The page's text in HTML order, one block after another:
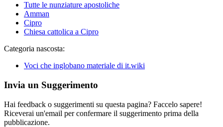
Tutte le nunziature apostoliche
Amman
Cipro
Chiesa cattolica a Cipro
Categoria nascosta:
Voci che inglobano materiale di it.wiki
Invia un Suggerimento
Hai feedback o suggerimenti su questa pagina? Faccelo sapere!
Riceverai un'email per confermare il suggerimento prima della
pubblicazione.